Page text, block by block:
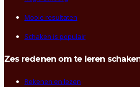
Mooie resultaten
Schaken is populair
Zes redenen om te leren
Rekenen en lezen